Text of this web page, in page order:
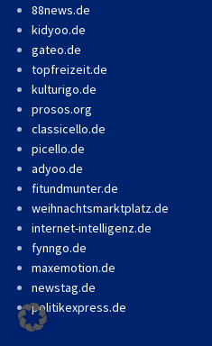
88news.de
kidyoo.de
gateo.de
topfreizeit.de
kulturigo.de
prosos.org
classicello.de
picello.de
adyoo.de
fitundmunter.de
weihnachtsmarktplatz.de
internet-intelligenz.de
fynngo.de
maxemotion.de
newstag.de
politikexpress.de